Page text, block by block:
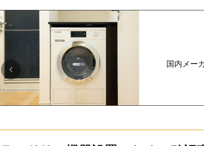
国内メー